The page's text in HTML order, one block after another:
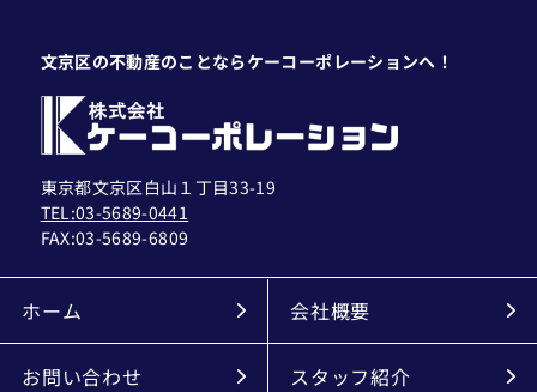
文京区の不動産のことならケーコーポレーションへ！
東京都文京区白山１丁目33-19
TEL:03-5689-0441
FAX:03-5689-6809
ホーム 会社概要
お問い合わせ スタッフ紹介